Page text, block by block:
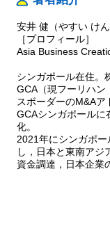
安井 健（やすい けん
［プロフィール］
Asia Business
シンガポール在住。
GCA（現フーリハン
スボーダーのM&A
GCAシンガポールに
化。
2021年にシンガポ
し，日本と東南アジ
資金調達，日本企業